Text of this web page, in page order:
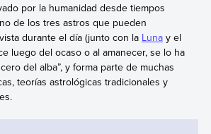
por la humanidad desde tiempos
de los tres astros que pueden
durante el día (junto con la Lunay el
luego del ocaso o al amanecer, se lo ha
del alba”, y forma parte de muchas
teorías astrológicas tradicionales y